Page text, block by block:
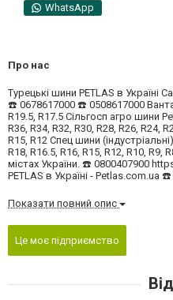
WhatsApp
Про нас
Турецькі шини PETLAS в Україні
☎️ 0678617000 ☎️ 0508617000
R19.5, R17.5 Сільгосп агро шини
R36, R34, R32, R30, R28, R26, R24,
R15, R12 Спец шини
R18, R16.5, R16, R15, R12, R10,
містах України. ☎️ 0800407900
PETLAS в Україні - Petlas.com.ua
Показати повний опис
Це моє підприємство